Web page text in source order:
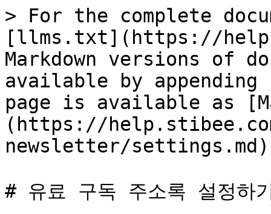
> For the complete
[llms.txt](https://
Markdown versions of
available by
page is available as
(https://
newsletter/
# 유료 구독 주소록 설정하